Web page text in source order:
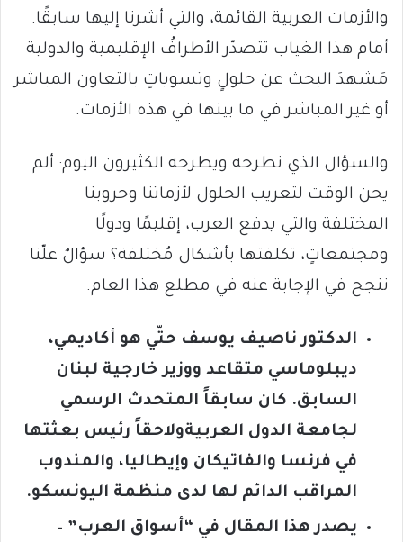
والأزمات العربية القائمة، والتي أشرنا إليها سابقًا.
أمام هذا الغياب تتصدّر الأطرافُ الإقليمية والدولية
مَشهدَ البحث عن حلولٍ وتسوياتٍ بالتعاون المباشر
أو غير المباشر في ما بينها في هذه الأزمات.
والسؤال الذي نطرحه ويطرحه الكثيرون اليوم: ألم
يحن الوقت لتعريب الحلول لأزماتنا وحروبنا
المختلفة والتي يدفع العرب، إقليمًا ودولًا
ومجتمعاتٍ، تكلفتها بأشكال مُختلفة؟ سؤالٌ علّنا
ننجح في الإجابة عنه في مطلع هذا العام.
الدكتور ناصيف يوسف حتّي هو أكاديمي،
ديبلوماسي متقاعد ووزير خارجية لبنان
السابق. كان سابقاً المتحدث الرسمي
لجامعة الدول العربيةولاحقاً رئيس بعثتها
في فرنسا والفاتيكان وإيطاليا، والمندوب
المراقب الدائم لها لدى منظمة اليونسكو.
يصدر هذا المقال في “أسواق العرب” –